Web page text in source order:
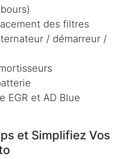
des filtres
/ démarreur /
EGR et AD Blue
et Simplifiez Vos